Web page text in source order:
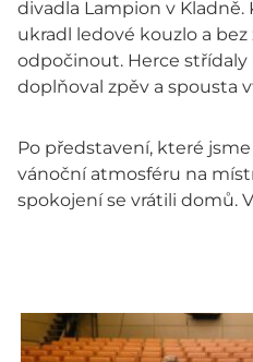
divadla Lampion v Kladně.
ukradl ledové kouzlo a
odpočinout. Herce
doplňoval zpěv a spousta
Po představení, které
vánoční atmosféru na
spokojení se vrátili domů.